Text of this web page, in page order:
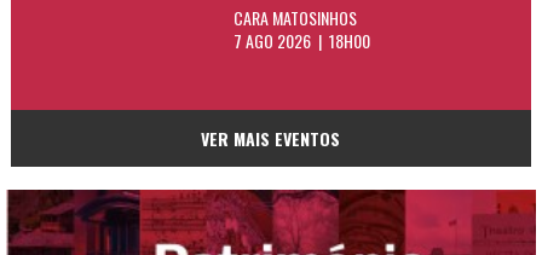
CARA MATOSINHOS
7 AGO 2026 | 18H00
VER MAIS EVENTOS